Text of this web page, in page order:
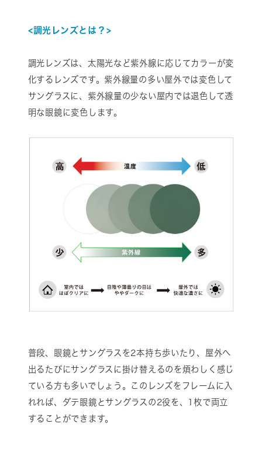
<調光レンズとは？>
調光レンズは、太陽光など紫外線に応じてカラーが変
化するレンズです。紫外線量の多い屋外では変色して
サングラスに、紫外線量の少ない屋内では退色して透
明な眼鏡に変色します。
普段、眼鏡とサングラスを2本持ち歩いたり、屋外へ
出るたびにサングラスに掛け替えるのを煩わしく感じ
ている方も多いでしょう。このレンズをフレームに入
れれば、ダテ眼鏡とサングラスの2役を、1枚で両立
することができます。